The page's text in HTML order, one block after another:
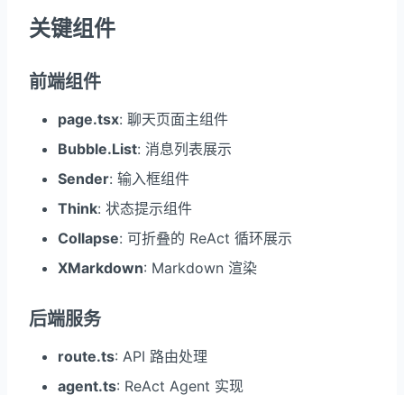
关键组件
前端组件
page.tsx: 聊天页面主组件
Bubble.List: 消息列表展示
Sender: 输入框组件
Think: 状态提示组件
Collapse: 可折叠的 ReAct 循环展示
XMarkdown: Markdown 渲染
后端服务
route.ts: API 路由处理
agent.ts: ReAct Agent 实现